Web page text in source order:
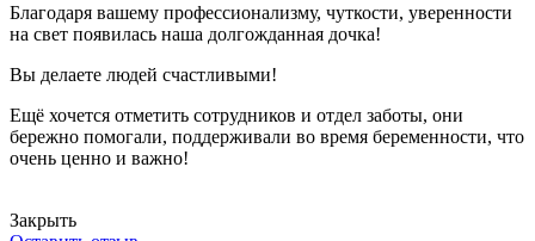
Благодаря вашему профессионализму, чуткости, уверенности
на свет появилась наша долгожданная дочка!
Вы делаете людей счастливыми!
Ещё хочется отметить сотрудников и отдел заботы, они
бережно помогали, поддерживали во время беременности, что
очень ценно и важно!
Закрыть